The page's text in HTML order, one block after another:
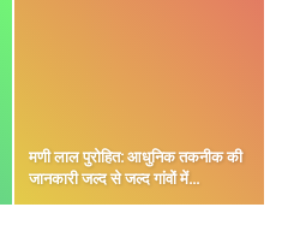
मणी लाल पुरोहित: आधुनिक तकनीक की
जानकारी जल्द से जल्द गांवों में…